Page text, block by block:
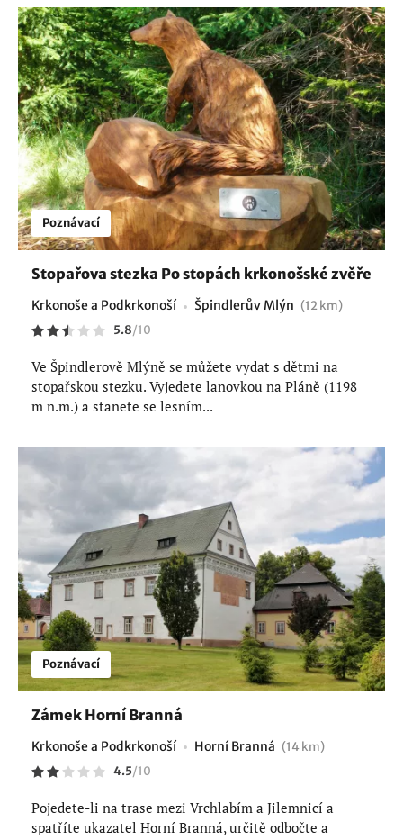
Poznávací
Stopařova stezka Po stopách krkonošské zvěře
Krkonoše a Podkrkonoší Špindlerův Mlýn (12 km)
5.8/10
Ve Špindlerově Mlýně se můžete vydat s dětmi na
stopařskou stezku. Vyjedete lanovkou na Pláně (1198
m n.m.) a stanete se lesním...
Poznávací
Zámek Horní Branná
Krkonoše a Podkrkonoší Horní Branná (14 km)
4.5/10
Pojedete-li na trase mezi Vrchlabím a Jilemnicí a
spatříte ukazatel Horní Branná, určitě odbočte a